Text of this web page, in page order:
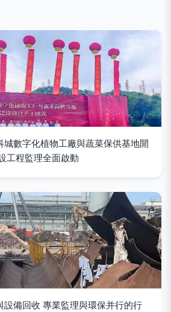
城數字化植物工廠與蔬菜保供基地開
工程監理全面啟動
設備回收 專業監理與環保并行的行